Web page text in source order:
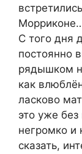
С того дня
постоянно
рядышком
как
ласково
это уже
негромко и
сказать,